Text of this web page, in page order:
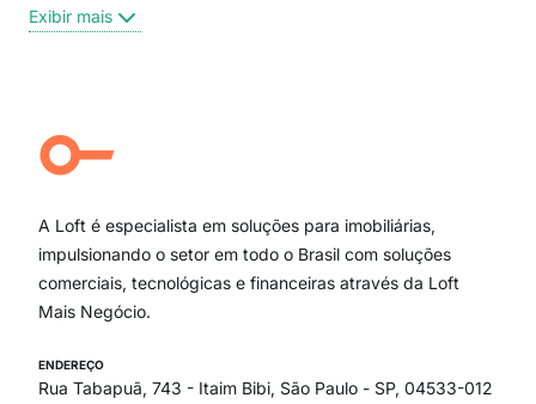
Centro
Campo Belo
Ipiranga
Paraíso
Itaim Bibi
Exibir mais
A Loft é especialista em soluções para imobiliárias,
impulsionando o setor em todo o Brasil com soluções
comerciais, tecnológicas e financeiras através da Loft
Mais Negócio.
ENDEREÇO
Rua Tabapuã, 743 - Itaim Bibi, São Paulo - SP, 04533-012